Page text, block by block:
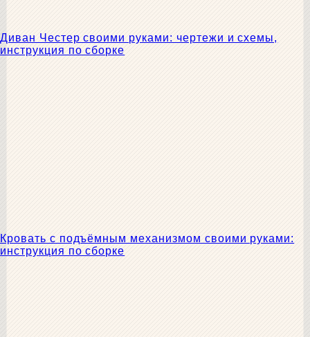
Диван Честер своими руками: чертежи и схемы,
инструкция по сборке
Кровать с подъёмным механизмом своими руками:
инструкция по сборке